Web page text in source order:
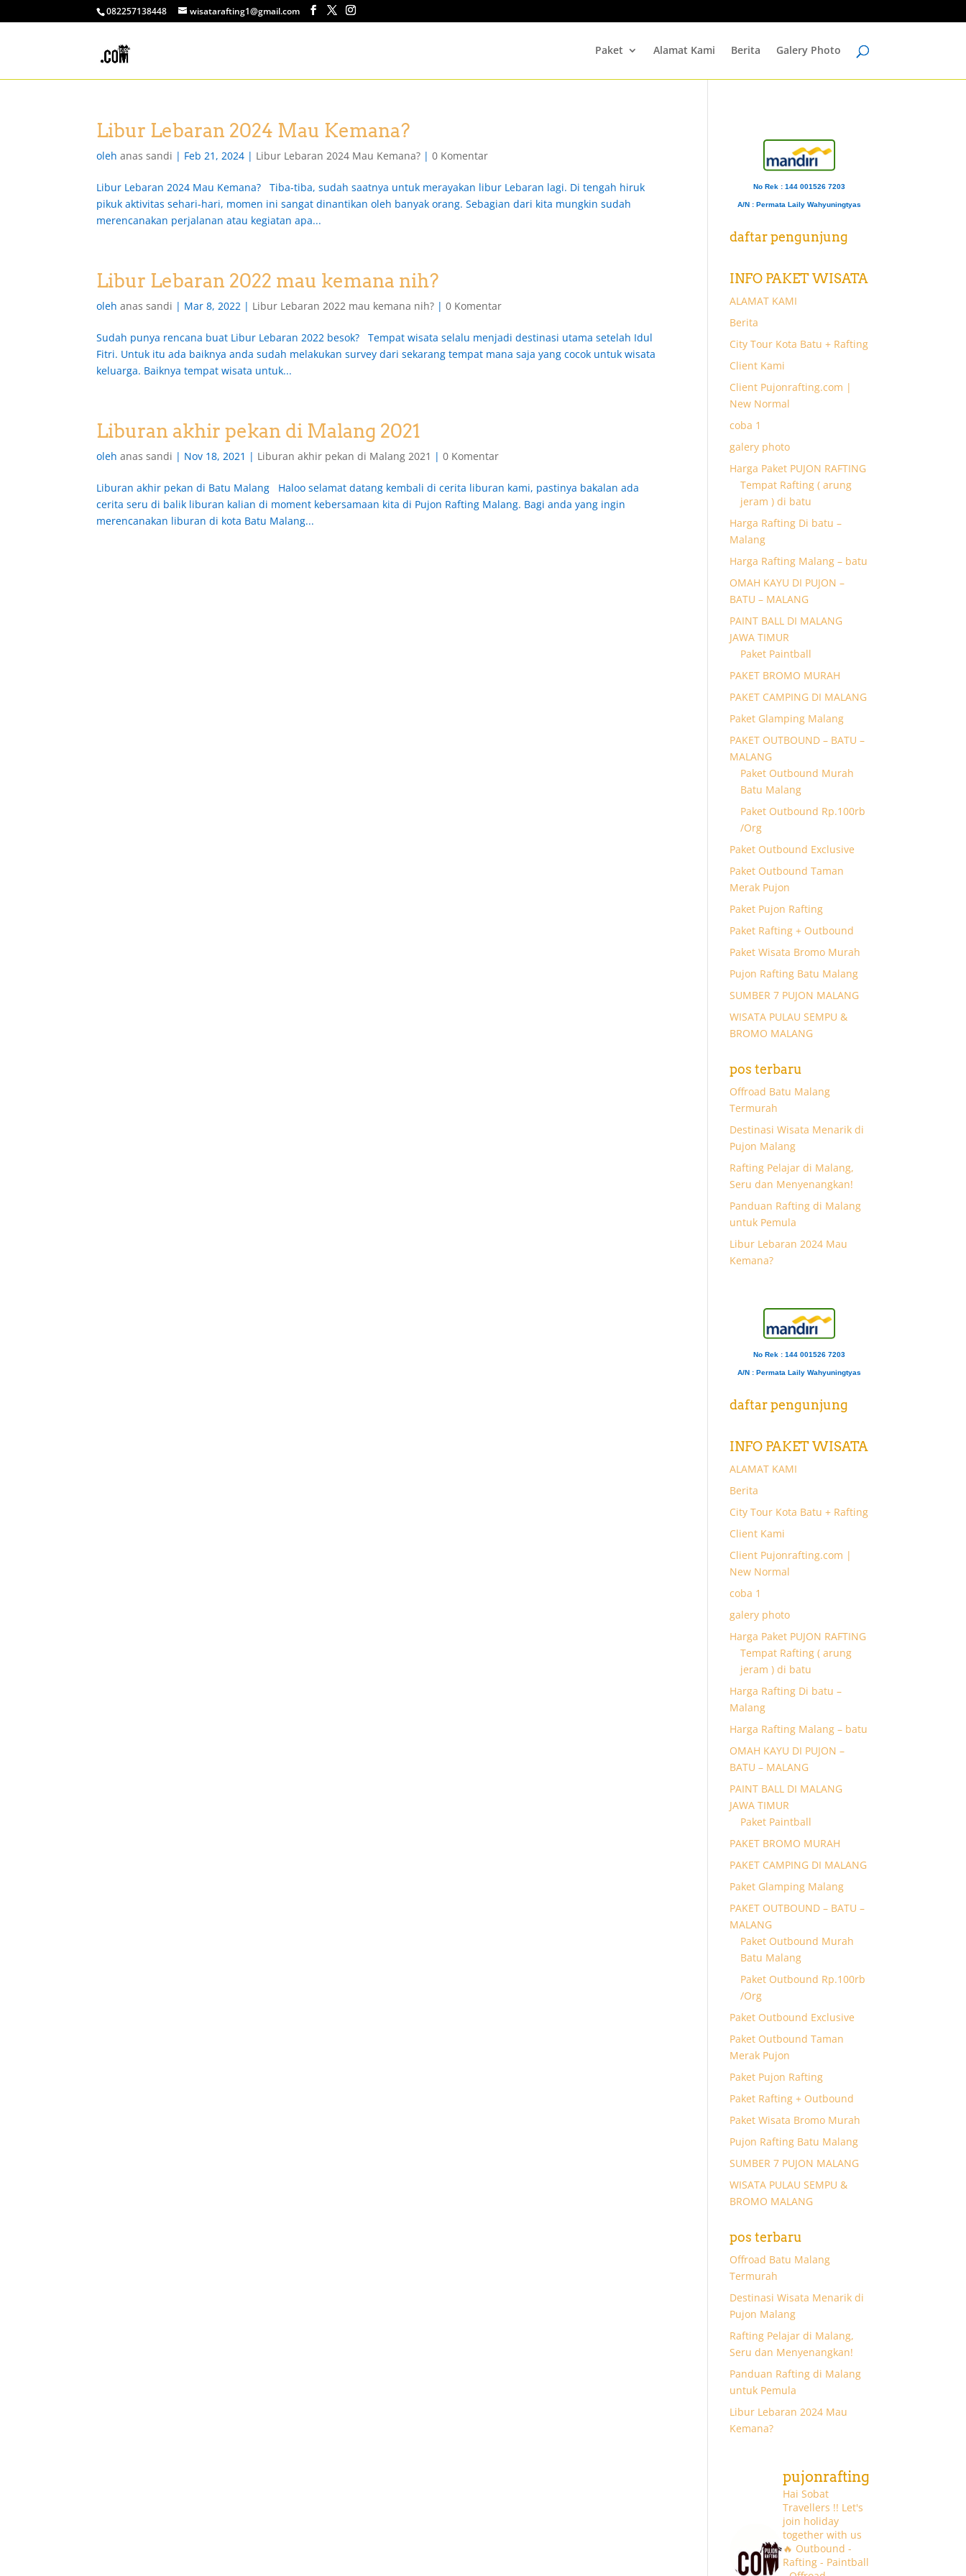
082257138448 wisatarafting1@gmail.com
Paket Alamat Kami Berita Galery Photo
Libur Lebaran 2024 Mau Kemana?
olehanas sandi | Feb 21, 2024 | Libur Lebaran 2024 Mau Kemana? |0 Komentar
Libur Lebaran 2024 Mau Kemana? Tiba-tiba, sudah saatnya untuk merayakan libur Lebaran lagi. Di tengah hiruk
pikuk aktivitas sehari-hari, momen ini sangat dinantikan oleh banyak orang. Sebagian dari kita mungkin sudah
merencanakan perjalanan atau kegiatan apa...
Libur Lebaran 2022 mau kemana nih?
olehanas sandi | Mar 8, 2022 | Libur Lebaran 2022 mau kemana nih? |0 Komentar
Sudah punya rencana buat Libur Lebaran 2022 besok? Tempat wisata selalu menjadi destinasi utama setelah Idul
Fitri. Untuk itu ada baiknya anda sudah melakukan survey dari sekarang tempat mana saja yang cocok untuk wisata
keluarga. Baiknya tempat wisata untuk...
Liburan akhir pekan di Malang 2021
olehanas sandi | Nov 18, 2021 | Liburan akhir pekan di Malang 2021 |0 Komentar
Liburan akhir pekan di Batu Malang Haloo selamat datang kembali di cerita liburan kami, pastinya bakalan ada
cerita seru di balik liburan kalian di moment kebersamaan kita di Pujon Rafting Malang. Bagi anda yang ingin
merencanakan liburan di kota Batu Malang...
No Rek : 144 001526 7203
A/N : Permata Laily Wahyuningtyas
daftar pengunjung
INFO PAKET WISATA
ALAMAT KAMI
Berita
City Tour Kota Batu + Rafting
Client Kami
Client Pujonrafting.com |
New Normal
coba 1
galery photo
Harga Paket PUJON RAFTING
Tempat Rafting ( arung
jeram ) di batu
Harga Rafting Di batu –
Malang
Harga Rafting Malang – batu
OMAH KAYU DI PUJON –
BATU – MALANG
PAINT BALL DI MALANG
JAWA TIMUR
Paket Paintball
PAKET BROMO MURAH
PAKET CAMPING DI MALANG
Paket Glamping Malang
PAKET OUTBOUND – BATU –
MALANG
Paket Outbound Murah
Batu Malang
Paket Outbound Rp.100rb
/Org
Paket Outbound Exclusive
Paket Outbound Taman
Merak Pujon
Paket Pujon Rafting
Paket Rafting + Outbound
Paket Wisata Bromo Murah
Pujon Rafting Batu Malang
SUMBER 7 PUJON MALANG
WISATA PULAU SEMPU &
BROMO MALANG
pos terbaru
Offroad Batu Malang
Termurah
Destinasi Wisata Menarik di
Pujon Malang
Rafting Pelajar di Malang,
Seru dan Menyenangkan!
Panduan Rafting di Malang
untuk Pemula
Libur Lebaran 2024 Mau
Kemana?
No Rek : 144 001526 7203
A/N : Permata Laily Wahyuningtyas
daftar pengunjung
INFO PAKET WISATA
ALAMAT KAMI
Berita
City Tour Kota Batu + Rafting
Client Kami
Client Pujonrafting.com |
New Normal
coba 1
galery photo
Harga Paket PUJON RAFTING
Tempat Rafting ( arung
jeram ) di batu
Harga Rafting Di batu –
Malang
Harga Rafting Malang – batu
OMAH KAYU DI PUJON –
BATU – MALANG
PAINT BALL DI MALANG
JAWA TIMUR
Paket Paintball
PAKET BROMO MURAH
PAKET CAMPING DI MALANG
Paket Glamping Malang
PAKET OUTBOUND – BATU –
MALANG
Paket Outbound Murah
Batu Malang
Paket Outbound Rp.100rb
/Org
Paket Outbound Exclusive
Paket Outbound Taman
Merak Pujon
Paket Pujon Rafting
Paket Rafting + Outbound
Paket Wisata Bromo Murah
Pujon Rafting Batu Malang
SUMBER 7 PUJON MALANG
WISATA PULAU SEMPU &
BROMO MALANG
pos terbaru
Offroad Batu Malang
Termurah
Destinasi Wisata Menarik di
Pujon Malang
Rafting Pelajar di Malang,
Seru dan Menyenangkan!
Panduan Rafting di Malang
untuk Pemula
Libur Lebaran 2024 Mau
Kemana?
pujonrafting
Hai Sobat
Travellers !! Let's
join holiday
together with us
🔥 Outbound -
Rafting - Paintball